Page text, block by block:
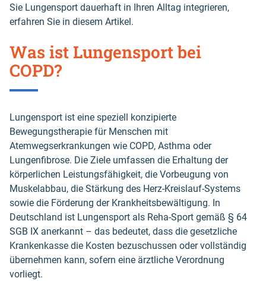
Sie Lungensport dauerhaft in Ihren Alltag integrieren,
erfahren Sie in diesem Artikel.
Was ist Lungensport bei
COPD?
Lungensport ist eine speziell konzipierte
Bewegungstherapie für Menschen mit
Atemwegserkrankungen wie COPD, Asthma oder
Lungenfibrose. Die Ziele umfassen die Erhaltung der
körperlichen Leistungsfähigkeit, die Vorbeugung von
Muskelabbau, die Stärkung des Herz-Kreislauf-Systems
sowie die Förderung der Krankheitsbewältigung. In
Deutschland ist Lungensport als Reha-Sport gemäß § 64
SGB IX anerkannt – das bedeutet, dass die gesetzliche
Krankenkasse die Kosten bezuschussen oder vollständig
übernehmen kann, sofern eine ärztliche Verordnung
vorliegt.